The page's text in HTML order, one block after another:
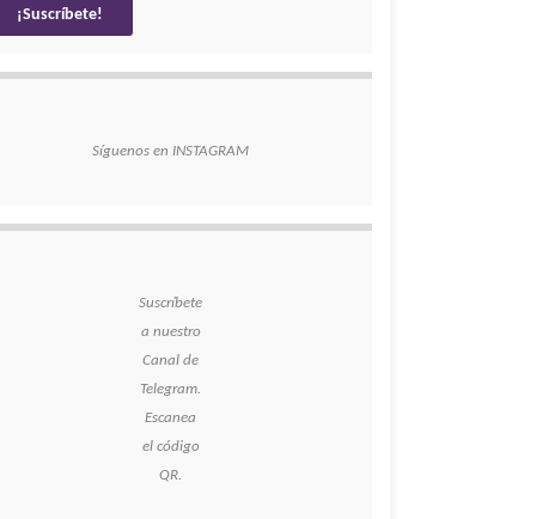
Síguenos en INSTAGRAM
Suscríbete
a nuestro
Canal de
Telegram.
Escanea
el código
QR.